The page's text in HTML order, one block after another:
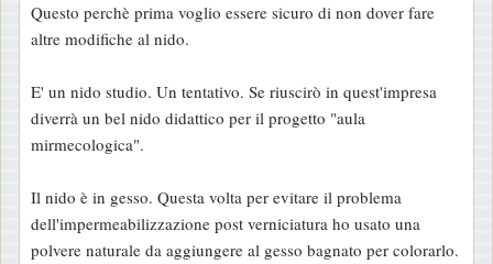
Questo perchè prima voglio essere sicuro di non dover fare
altre modifiche al nido.
E' un nido studio. Un tentativo. Se riuscirò in quest'impresa
diverrà un bel nido didattico per il progetto "aula
mirmecologica".
Il nido è in gesso. Questa volta per evitare il problema
dell'impermeabilizzazione post verniciatura ho usato una
polvere naturale da aggiungere al gesso bagnato per colorarlo.